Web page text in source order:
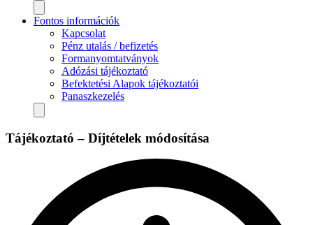
Fontos információk
Kapcsolat
Pénz utalás / befizetés
Formanyomtatványok
Adózási tájékoztató
Befektetési Alapok tájékoztatói
Panaszkezelés
Tájékoztató – Díjtételek módosítása